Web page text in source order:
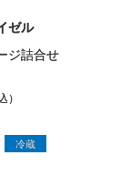
ゼル
ジ詰合せ
）
冷蔵